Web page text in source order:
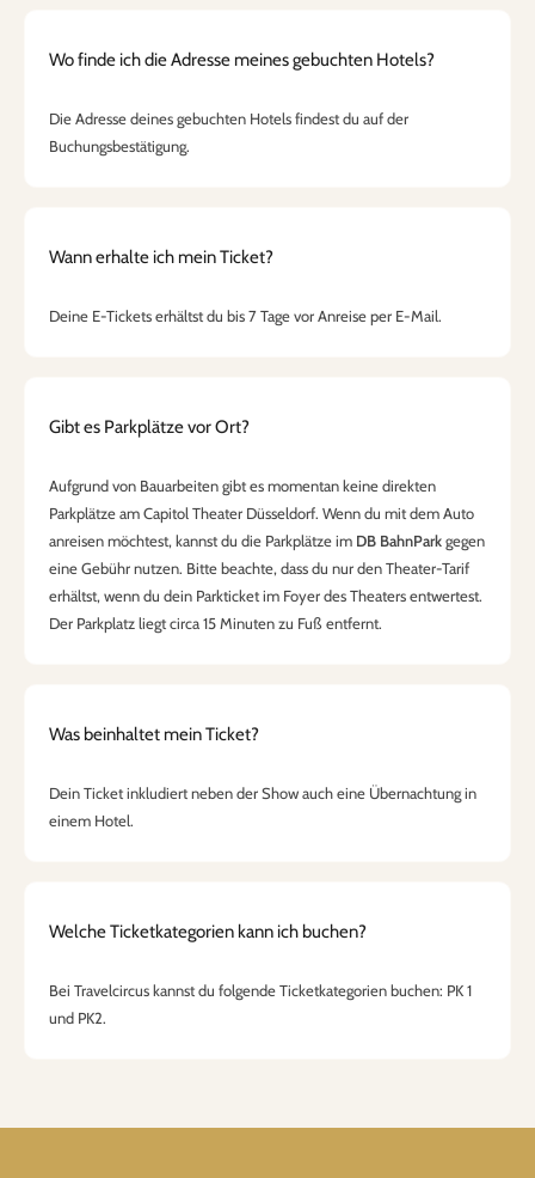
Wo finde ich die Adresse meines gebuchten Hotels?
Die Adresse deines gebuchten Hotels findest du auf der
Buchungsbestätigung.
Wann erhalte ich mein Ticket?
Deine E-Tickets erhältst du bis 7 Tage vor Anreise per E-Mail.
Gibt es Parkplätze vor Ort?
Aufgrund von Bauarbeiten gibt es momentan keine direkten
Parkplätze am Capitol Theater Düsseldorf. Wenn du mit dem Auto
anreisen möchtest, kannst du die Parkplätze im DB BahnParkgegen
eine Gebühr nutzen. Bitte beachte, dass du nur den Theater-Tarif
erhältst, wenn du dein Parkticket im Foyer des Theaters entwertest.
Der Parkplatz liegt circa 15 Minuten zu Fuß entfernt.
Was beinhaltet mein Ticket?
Dein Ticket inkludiert neben der Show auch eine Übernachtung in
einem Hotel.
Welche Ticketkategorien kann ich buchen?
Bei Travelcircus kannst du folgende Ticketkategorien buchen: PK 1
und PK2.